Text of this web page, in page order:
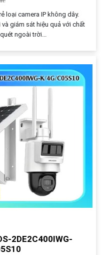
loại camera IP không dây.
giám sát hiệu quả với chất
ngoài trời...
2DE2C400IWG-